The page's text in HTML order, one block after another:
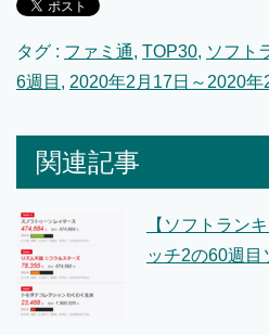
タグ : ファミ通, TOP30, ソフト
6週目 , 2020年2月17日～2020年
関連記事
【ソフトラン
ッチ2の60週